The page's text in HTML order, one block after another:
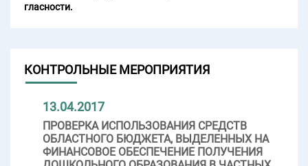
гласности.
КОНТРОЛЬНЫЕ МЕРОПРИЯТИЯ
13.04.2017
ПРОВЕРКА ИСПОЛЬЗОВАНИЯ СРЕДСТВ
ОБЛАСТНОГО БЮДЖЕТА, ВЫДЕЛЕННЫХ НА
ФИНАНСОВОЕ ОБЕСПЕЧЕНИЕ ПОЛУЧЕНИЯ